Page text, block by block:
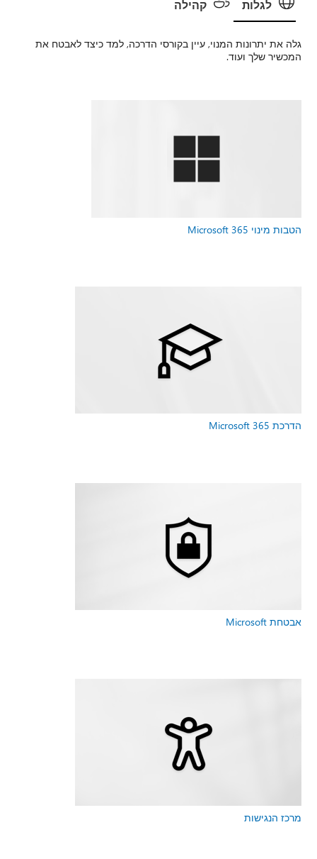
לגלות קהילה
גלה את יתרונות המנוי, עיין בקורסי הדרכה, למד כיצד לאבטח את
המכשיר שלך ועוד.
הטבות מינוי Microsoft 365
הדרכת Microsoft 365
אבטחת Microsoft
מרכז הנגישות